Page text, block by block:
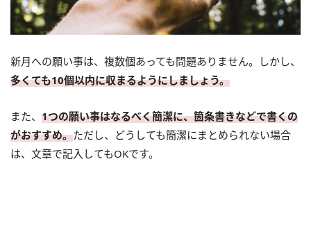
新月への願い事は、複数個あっても問題ありません。しかし、
多くても10個以内に収まるようにしましょう。
また、 1つの願い事はなるべく簡潔に、箇条書きなどで書くの
がおすすめ。ただし、どうしても簡潔にまとめられない場合
は、文章で記入してもOKです。